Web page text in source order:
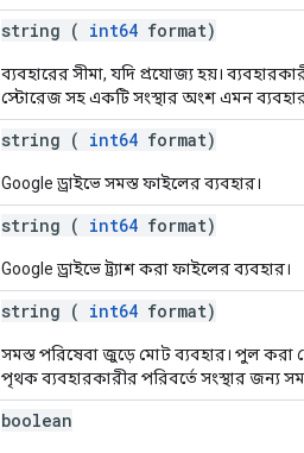
string ( int64 format)
ব্যবহারের সীমা, যদি প্রযোজ্য হয়।
স্টোরেজ সহ একটি সংস্থার অংশ এমন
string ( int64 format)
Google ড্রাইভে সমস্ত ফাইলের ব্যবহার।
string ( int64 format)
Google ড্রাইভে ট্র্যাশ করা ফাইলের ব্যবহার।
string ( int64 format)
সমস্ত পরিষেবা জুড়ে মোট ব্যবহার। পুল করা
পৃথক ব্যবহারকারীর পরিবর্তে সংস্থার জন্য
boolean